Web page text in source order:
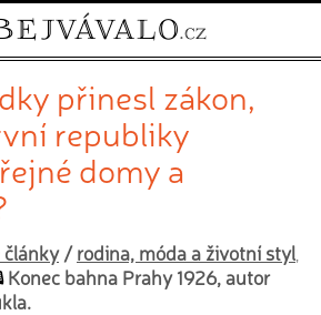
přinesl zákon,
republiky
domy a
články/rodina, móda a životní styl
Konec bahna Prahy 1926, autor